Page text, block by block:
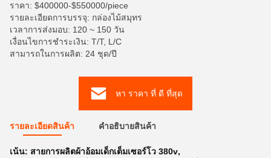
ราคา: $400000-$550000/piece
รายละเอียดการบรรจุ: กล่องไม้สมุทร
เวลาการส่งมอบ: 120 ~ 150 วัน
เงื่อนไขการชำระเงิน: T/T, L/C
สามารถในการผลิต: 24 ชุด/ปี
หา ราคา ที่ ดี ที่สุด
รายละเอียดสินค้า คําอธิบายสินค้า
เน้น: สายการผลิตผ้าอ้อมเด็กเต็มเซอร์โว 380v,